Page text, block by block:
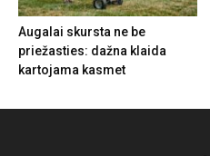
Augalai skursta ne be
priežasties: dažna klaida
kartojama kasmet